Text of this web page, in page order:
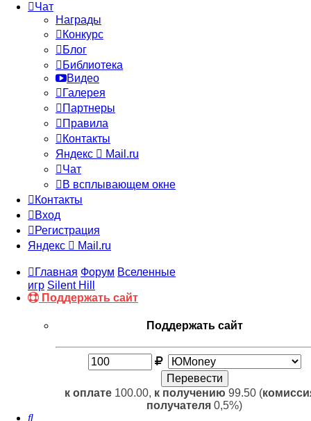
Чат
Награды
Конкурс
Блог
Библиотека
Видео
Галерея
Партнеры
Правила
Контакты
Яндекс
Mail.ru
Чат
В всплывающем окне
Контакты
Вход
Регистрация
Яндекс
Mail.ru
Главная Форум Вселенные
игр Silent Hill
Поддержать сайт
Поддержать сайт
к оплате100.00, к получению 99.50 (
получателя 0,5%)
Поиск